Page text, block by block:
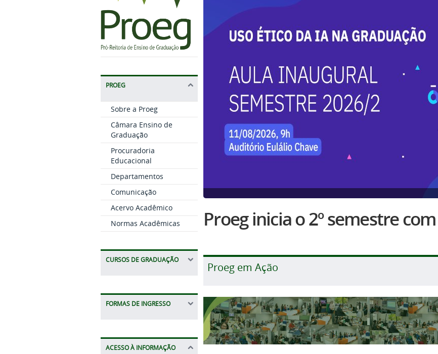
PROEG
Sobre a Proeg
Câmara Ensino de
Graduação
Procuradoria
Educacional
Departamentos
Comunicação
Acervo Acadêmico
Normas Acadêmicas
CURSOS DE GRADUAÇÃO
FORMAS DE INGRESSO
ACESSO À INFORMAÇÃO
Proeg inicia o 2º semestre
Proeg em Ação